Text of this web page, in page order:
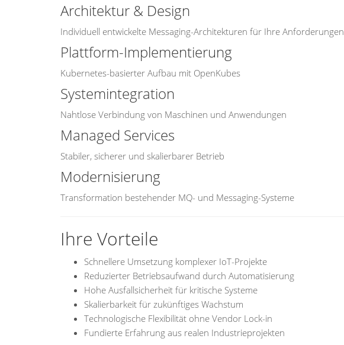
Architektur & Design
Individuell entwickelte Messaging-Architekturen für Ihre Anforderungen
Plattform-Implementierung
Kubernetes-basierter Aufbau mit OpenKubes
Systemintegration
Nahtlose Verbindung von Maschinen und Anwendungen
Managed Services
Stabiler, sicherer und skalierbarer Betrieb
Modernisierung
Transformation bestehender MQ- und Messaging-Systeme
Ihre Vorteile
Schnellere Umsetzung komplexer IoT-Projekte
Reduzierter Betriebsaufwand durch Automatisierung
Hohe Ausfallsicherheit für kritische Systeme
Skalierbarkeit für zukünftiges Wachstum
Technologische Flexibilität ohne Vendor Lock-in
Fundierte Erfahrung aus realen Industrieprojekten